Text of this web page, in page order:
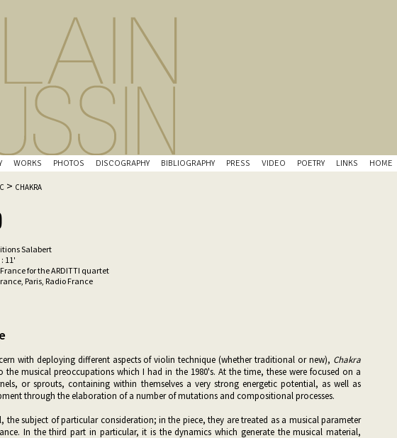
WORKS PHOTOS DISCOGRAPHY BIBLIOGRAPHY PRESS VIDEO POETRY LINKS HOME
> CHAKRA
Salabert
11'
for the ARDITTI quartet
Paris, Radio France
with deploying different aspects of violin technique (whether traditional or new), Chakra
the musical preoccupations which I had in the 1980's. At the time, these were focused on a
or sprouts, containing within themselves a very strong energetic potential, as well as
through the elaboration of a number of mutations and compositional processes.
the subject of particular consideration; in the piece, they are treated as a musical parameter
In the third part in particular, it is the dynamics which generate the musical material,